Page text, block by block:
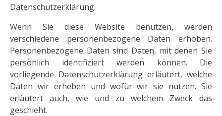
Datenschutzerklärung.
Wenn Sie diese Website benutzen, werden
verschiedene personenbezogene Daten erhoben.
Personenbezogene Daten sind Daten, mit denen Sie
persönlich identifiziert werden können. Die
vorliegende Datenschutzerklärung erläutert, welche
Daten wir erheben und wofür wir sie nutzen. Sie
erläutert auch, wie und zu welchem Zweck das
geschieht.